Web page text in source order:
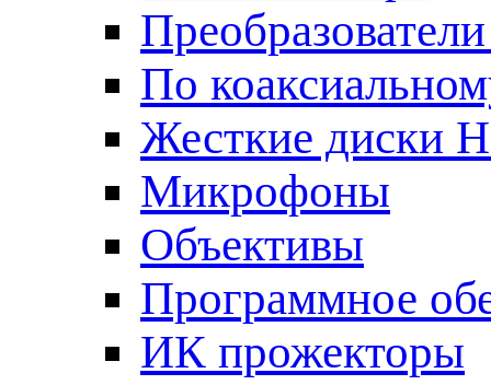
По
Жесткие диски
Микрофоны
Объективы
Программное
ИК прожекторы